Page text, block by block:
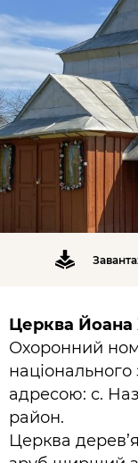
Церква Йоана
Охоронний
адресою: с.
район.
Церква